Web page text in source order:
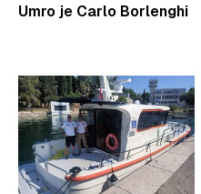
Umro je Carlo Borlenghi